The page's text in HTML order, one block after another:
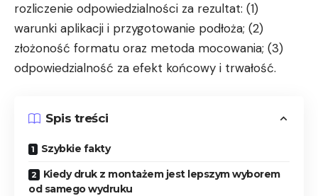
rozliczenie odpowiedzialności za rezultat: (1)
warunki aplikacji i przygotowanie podłoża; (2)
złożoność formatu oraz metoda mocowania; (3)
odpowiedzialność za efekt końcowy i trwałość.
Spis treści
Szybkie fakty
Kiedy druk z montażem jest lepszym wyborem
od samego wydruku